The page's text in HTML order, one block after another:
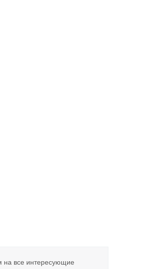
на все интересующие